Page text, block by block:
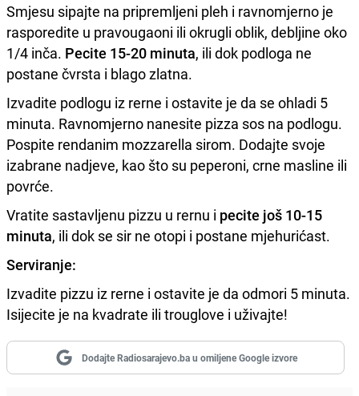
Smjesu sipajte na pripremljeni pleh i ravnomjerno je
rasporedite u pravougaoni ili okrugli oblik, debljine oko
1/4 inča. Pecite 15-20 minuta, ili dok podloga ne
postane čvrsta i blago zlatna.
Izvadite podlogu iz rerne i ostavite je da se ohladi 5
minuta. Ravnomjerno nanesite pizza sos na podlogu.
Pospite rendanim mozzarella sirom. Dodajte svoje
izabrane nadjeve, kao što su peperoni, crne masline ili
povrće.
Vratite sastavljenu pizzu u rernu i pecite još 10-15
minuta, ili dok se sir ne otopi i postane mjehurićast.
Serviranje:
Izvadite pizzu iz rerne i ostavite je da odmori 5 minuta.
Isijecite je na kvadrate ili trouglove i uživajte!
Dodajte Radiosarajevo.ba u omiljene Google izvore